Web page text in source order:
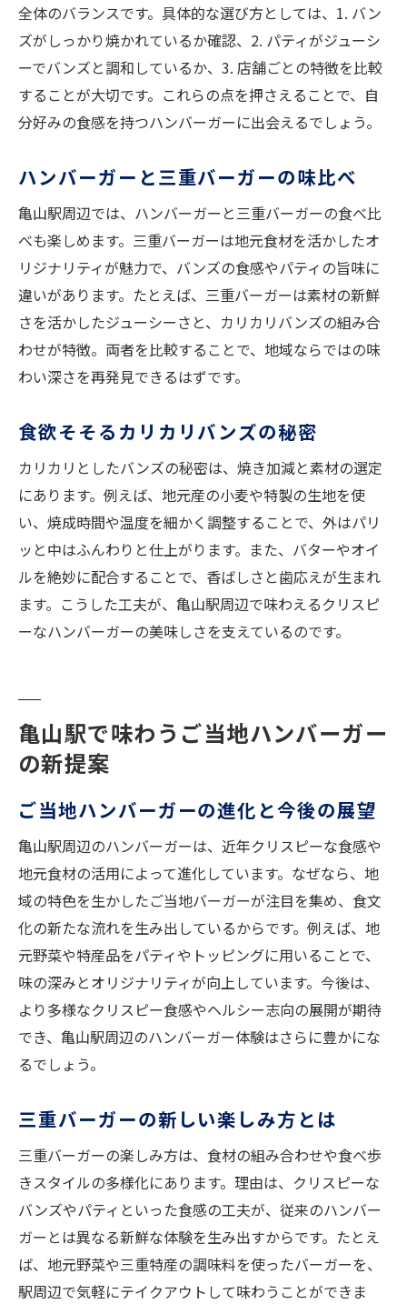
全体のバランスです。具体的な選び方としては、1. バン
ズがしっかり焼かれているか確認、2. パティがジューシ
ーでバンズと調和しているか、3. 店舗ごとの特徴を比較
することが大切です。これらの点を押さえることで、自
分好みの食感を持つハンバーガーに出会えるでしょう。
ハンバーガーと三重バーガーの味比べ
亀山駅周辺では、ハンバーガーと三重バーガーの食べ比
べも楽しめます。三重バーガーは地元食材を活かしたオ
リジナリティが魅力で、バンズの食感やパティの旨味に
違いがあります。たとえば、三重バーガーは素材の新鮮
さを活かしたジューシーさと、カリカリバンズの組み合
わせが特徴。両者を比較することで、地域ならではの味
わい深さを再発見できるはずです。
食欲そそるカリカリバンズの秘密
カリカリとしたバンズの秘密は、焼き加減と素材の選定
にあります。例えば、地元産の小麦や特製の生地を使
い、焼成時間や温度を細かく調整することで、外はパリ
ッと中はふんわりと仕上がります。また、バターやオイ
ルを絶妙に配合することで、香ばしさと歯応えが生まれ
ます。こうした工夫が、亀山駅周辺で味わえるクリスピ
ーなハンバーガーの美味しさを支えているのです。
亀山駅で味わうご当地ハンバーガー
の新提案
ご当地ハンバーガーの進化と今後の展望
亀山駅周辺のハンバーガーは、近年クリスピーな食感や
地元食材の活用によって進化しています。なぜなら、地
域の特色を生かしたご当地バーガーが注目を集め、食文
化の新たな流れを生み出しているからです。例えば、地
元野菜や特産品をパティやトッピングに用いることで、
味の深みとオリジナリティが向上しています。今後は、
より多様なクリスピー食感やヘルシー志向の展開が期待
でき、亀山駅周辺のハンバーガー体験はさらに豊かにな
るでしょう。
三重バーガーの新しい楽しみ方とは
三重バーガーの楽しみ方は、食材の組み合わせや食べ歩
きスタイルの多様化にあります。理由は、クリスピーな
バンズやパティといった食感の工夫が、従来のハンバー
ガーとは異なる新鮮な体験を生み出すからです。たとえ
ば、地元野菜や三重特産の調味料を使ったバーガーを、
駅周辺で気軽にテイクアウトして味わうことができま